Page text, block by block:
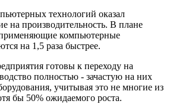
технологий оказал
на производительность. В плане
компьютерные
на 1,5 раза быстрее.
готовы к переходу на
полностью - зачастую на них
учитывая это не многие из
бы 50% ожидаемого роста.